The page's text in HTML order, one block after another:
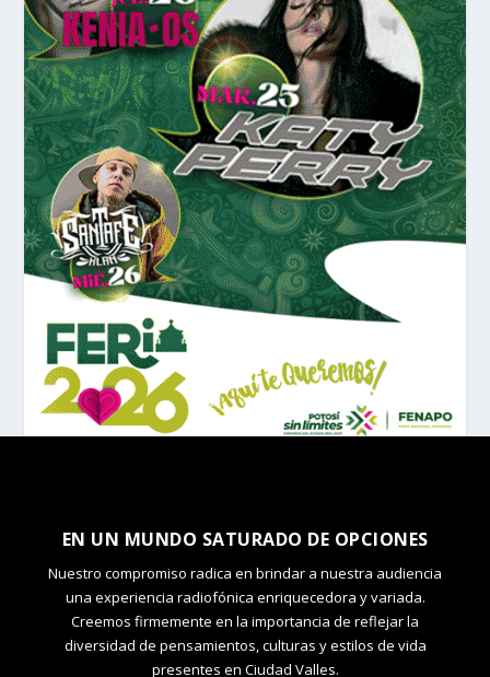
EN UN MUNDO SATURADO DE OPCIONES
Nuestro compromiso radica en brindar a nuestra audiencia
una experiencia radiofónica enriquecedora y variada.
Creemos firmemente en la importancia de reflejar la
diversidad de pensamientos, culturas y estilos de vida
presentes en Ciudad Valles.